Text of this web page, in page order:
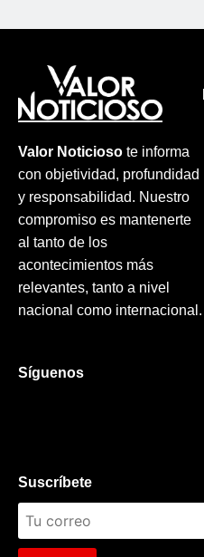
Valor Noticioso te informa
con objetividad, profundidad
y responsabilidad. Nuestro
compromiso es mantenerte
al tanto de los
acontecimientos más
relevantes, tanto a nivel
nacional como internacional.
Síguenos
Suscríbete